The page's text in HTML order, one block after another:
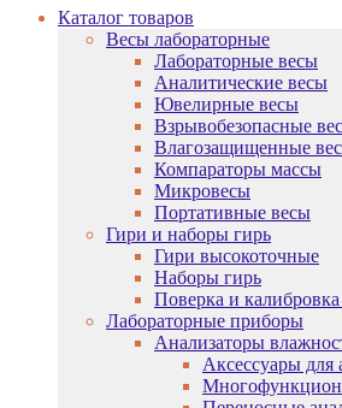
Каталог товаров
Весы лабораторные
Лабораторные весы
Аналитические весы
Ювелирные весы
Взрывобезопасные
Влагозащищенные
Компараторы массы
Микровесы
Портативные весы
Гири и наборы гирь
Гири высокоточные
Наборы гирь
Поверка и
Лабораторные приборы
Анализаторы
Аксессуары для